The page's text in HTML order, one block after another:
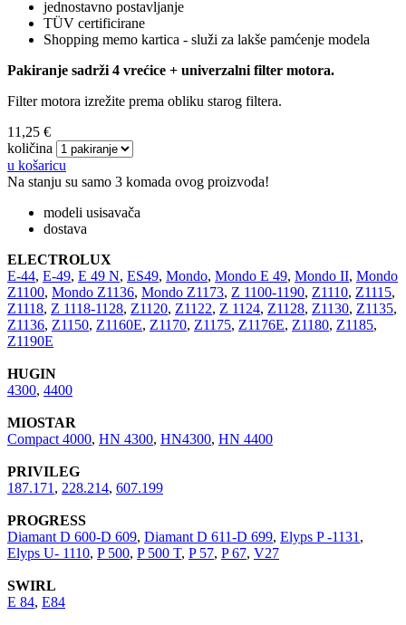
jednostavno postavljanje
TÜV certificirane
Shopping memo kartica - služi za lakše pamćenje modela
Pakiranje sadrži 4 vrećice + univerzalni filter motora.
Filter motora izrežite prema obliku starog filtera.
11,25 €
količina
u košaricu
Na stanju su samo 3 komada ovog proizvoda!
modeli usisavača
dostava
ELECTROLUX
E-44, E-49, E 49 N, ES49, Mondo, Mondo E 49, Mondo II, Mondo
Z1100, Mondo Z1136, Mondo Z1173, Z 1100-1190, Z1110, Z1115,
Z1118, Z 1118-1128, Z1120, Z1122, Z 1124, Z1128, Z1130, Z1135,
Z1136, Z1150, Z1160E, Z1170, Z1175, Z1176E, Z1180, Z1185,
Z1190E
HUGIN
4300, 4400
MIOSTAR
Compact 4000, HN 4300, HN4300, HN 4400
PRIVILEG
187.171 , 228.214, 607.199
PROGRESS
Diamant D 600-D 609, Diamant D 611-D 699, Elyps P -1131 ,
Elyps U- 1110, P 500, P 500 T, P 57, P 67, V27
SWIRL
E 84, E84